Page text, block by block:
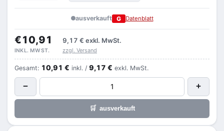
ausverkauft G Datenblatt
€10,91 9,17 € exkl. MwSt.
INKL. MWST. zzgl. Versand
Gesamt: 10,91 € inkl. / 9,17 € exkl. MwSt.
− +
🛒 ausverkauft